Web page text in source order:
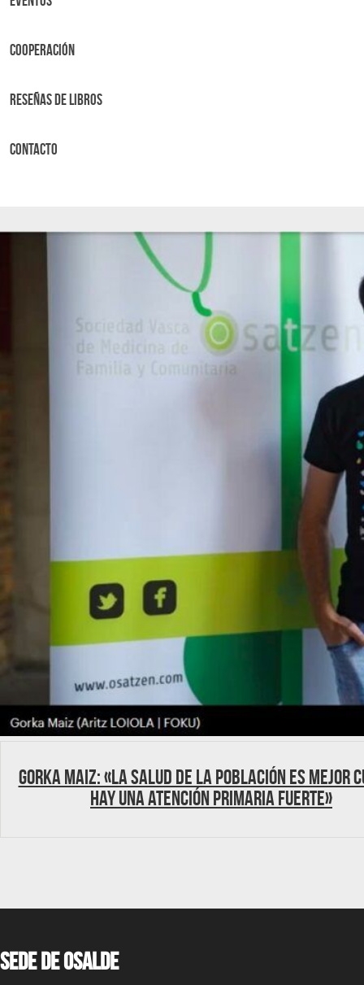
Cooperación
Reseñas de libros
Contacto
Gorka Maiz: «La salud de la población es mejor
hay una Atención Primaria fuerte»
Sede de OSALDE